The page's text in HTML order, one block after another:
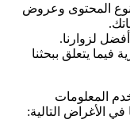
نوع المحتوى وعروض
لزوارنا.
فيما يتعلق ببحثنا
المعلومات
الأغراض التالية: